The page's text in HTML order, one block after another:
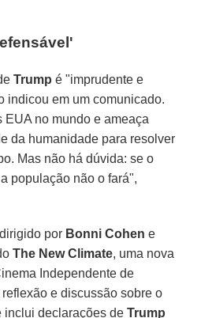
Trump é "imprudente e
indicou em um comunicado.
no mundo e ameaça
da humanidade para resolver
Mas não há dúvida: se o
população não o fará",
por Bonni Cohen e
The New Climate, uma nova
Independente de
e discussão sobre o
inclui declarações deTrump